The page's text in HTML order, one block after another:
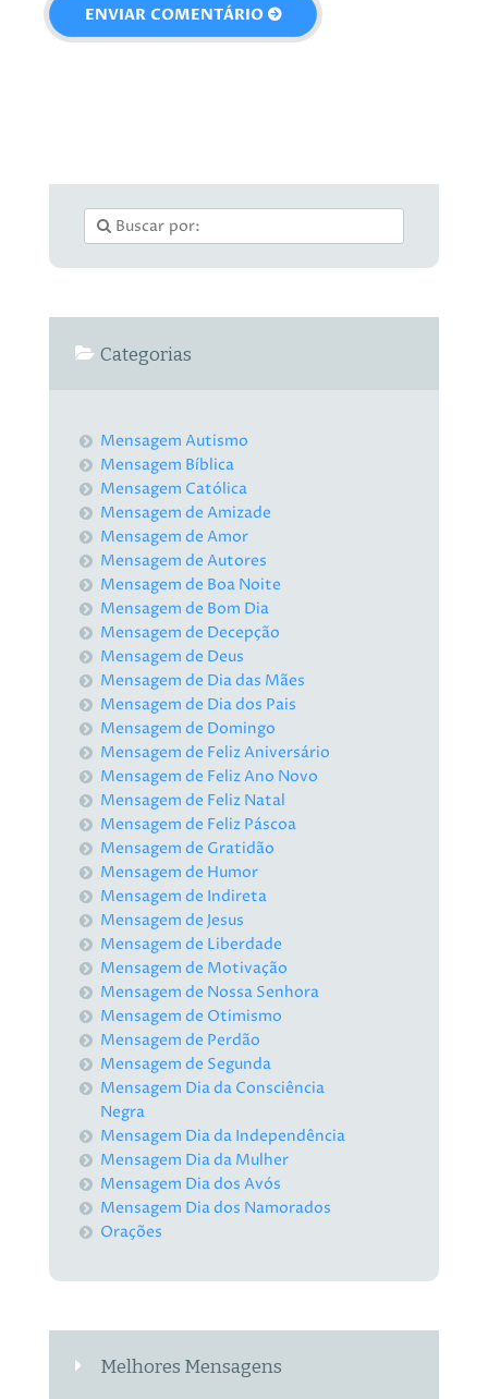
Categorias
Mensagem Autismo
Mensagem Bíblica
Mensagem Católica
Mensagem de Amizade
Mensagem de Amor
Mensagem de Autores
Mensagem de Boa Noite
Mensagem de Bom Dia
Mensagem de Decepção
Mensagem de Deus
Mensagem de Dia das Mães
Mensagem de Dia dos Pais
Mensagem de Domingo
Mensagem de Feliz Aniversário
Mensagem de Feliz Ano Novo
Mensagem de Feliz Natal
Mensagem de Feliz Páscoa
Mensagem de Gratidão
Mensagem de Humor
Mensagem de Indireta
Mensagem de Jesus
Mensagem de Liberdade
Mensagem de Motivação
Mensagem de Nossa Senhora
Mensagem de Otimismo
Mensagem de Perdão
Mensagem de Segunda
Mensagem Dia da Consciência
Negra
Mensagem Dia da Independência
Mensagem Dia da Mulher
Mensagem Dia dos Avós
Mensagem Dia dos Namorados
Orações
Melhores Mensagens